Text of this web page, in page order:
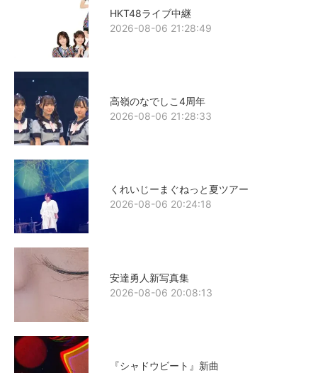
HKT48ライブ中継
2026-08-06 21:28:49
高嶺のなでしこ4周年
2026-08-06 21:28:33
くれいじーまぐねっと夏ツアー
2026-08-06 20:24:18
安達勇人新写真集
2026-08-06 20:08:13
『シャドウビート』新曲